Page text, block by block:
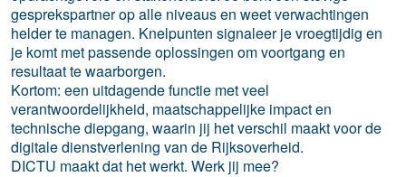
gesprekspartner op alle niveaus en weet verwachtingen
helder te managen. Knelpunten signaleer je vroegtijdig en
je komt met passende oplossingen om voortgang en
resultaat te waarborgen.
Kortom: een uitdagende functie met veel
verantwoordelijkheid, maatschappelijke impact en
technische diepgang, waarin jij het verschil maakt voor de
digitale dienstverlening van de Rijksoverheid.
DICTU maakt dat het werkt. Werk jij mee?